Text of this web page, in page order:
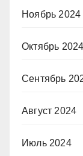
Ноябрь 2024
Октябрь 2024
Сентябрь
Август 2024
Июль 2024